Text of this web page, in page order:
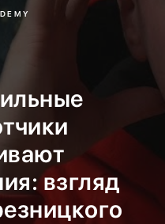
взгляд